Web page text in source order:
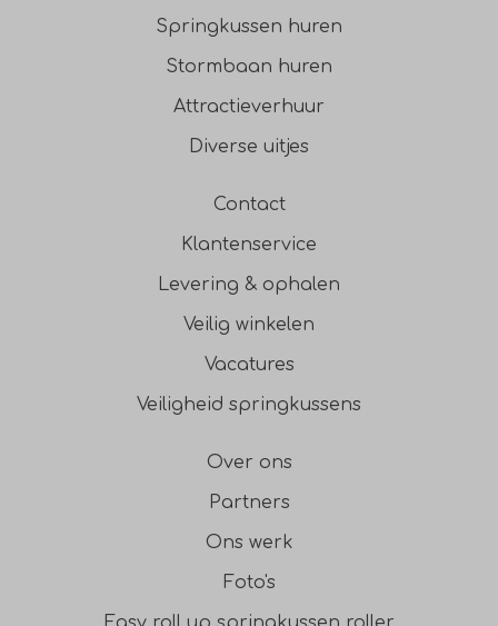
Springkussen huren
Stormbaan huren
Attractieverhuur
Diverse uitjes
Contact
Klantenservice
Levering & ophalen
Veilig winkelen
Vacatures
Veiligheid springkussens
Over ons
Partners
Ons werk
Foto's